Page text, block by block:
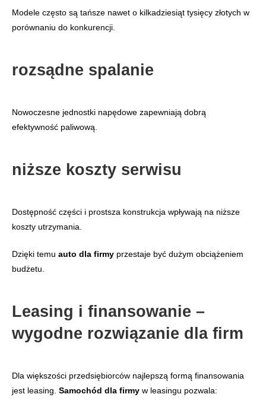
Modele często są tańsze nawet o kilkadziesiąt tysięcy złotych w
porównaniu do konkurencji.
rozsądne spalanie
Nowoczesne jednostki napędowe zapewniają dobrą
efektywność paliwową.
niższe koszty serwisu
Dostępność części i prostsza konstrukcja wpływają na niższe
koszty utrzymania.
Dzięki temu auto dla firmy przestaje być dużym obciążeniem
budżetu.
Leasing i finansowanie –
wygodne rozwiązanie dla firm
Dla większości przedsiębiorców najlepszą formą finansowania
jest leasing. Samochód dla firmy w leasingu pozwala: